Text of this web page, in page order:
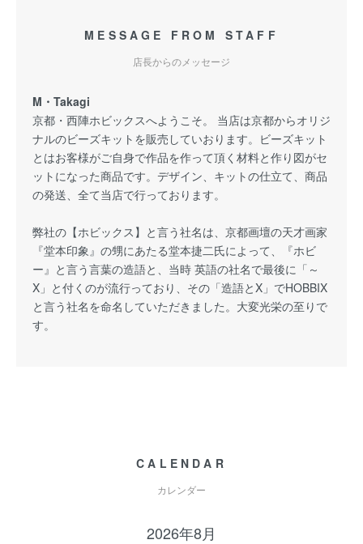
MESSAGE FROM STAFF
店長からのメッセージ
M・Takagi
京都・西陣ホビックスへようこそ。 当店は京都からオリジ
ナルのビーズキットを販売していおります。ビーズキット
とはお客様がご自身で作品を作って頂く材料と作り図がセ
ットになった商品です。デザイン、キットの仕立て、商品
の発送、全て当店で行っております。
弊社の【ホビックス】と言う社名は、京都画壇の天才画家
『堂本印象』の甥にあたる堂本捷二氏によって、『ホビ
ー』と言う言葉の造語と、当時 英語の社名で最後に「～
X」と付くのが流行っており、その「造語とX」でHOBBIX
と言う社名を命名していただきました。大変光栄の至りで
す。
CALENDAR
カレンダー
2026年8月